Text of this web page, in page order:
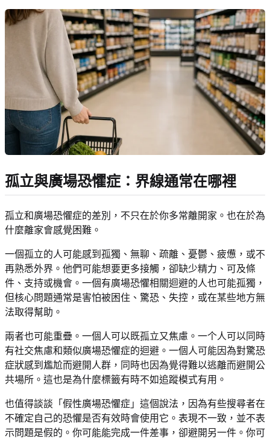
孤立與廣場恐懼症：界線通常在哪裡
孤立和廣場恐懼症的差別，不只在於你多常離開家。也在於為
什麼離家會感覺困難。
一個孤立的人可能感到孤獨、無聊、疏離、憂鬱、疲憊，或不
再熟悉外界。他們可能想要更多接觸，卻缺少精力、可及條
件、支持或機會。一個有廣場恐懼相關迴避的人也可能孤獨，
但核心問題通常是害怕被困住、驚恐、失控，或在某些地方無
法取得幫助。
兩者也可能重疊。一個人可以既孤立又焦慮。一个人可以同時
有社交焦慮和類似廣場恐懼症的迴避。一個人可能因為對驚恐
症狀感到尷尬而避開人群，同時也因為覺得難以逃離而避開公
共場所。這也是為什麼標籤有時不如追蹤模式有用。
也值得談談「假性廣場恐懼症」這個說法，因為有些搜尋者在
不確定自己的恐懼是否有效時會使用它。表現不一致，並不表
示問題是假的。你可能能完成一件差事，卻避開另一件。你可